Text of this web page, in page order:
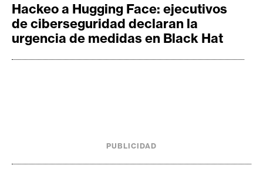
Hackeo a Hugging Face: ejecutivos
de ciberseguridad declaran la
urgencia de medidas en Black Hat
PUBLICIDAD